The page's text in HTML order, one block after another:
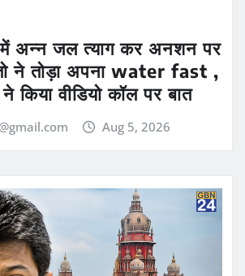
में अन्न जल त्याग कर अनशन पर
ने तोड़ा अपना water fast ,
किया वीडियो कॉल पर बात
Aug 5, 2026